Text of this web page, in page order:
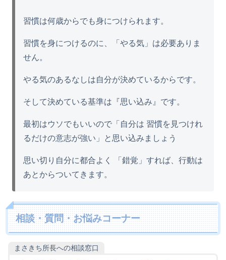
習慣は何歳からでも身につけられます。
習慣を身につけるのに、「やる気」は必要ありま
せん。
やる気のあるなしは自分が決めているからです。
そして決めている基準は『思い込み』です。
最初はウソでもいいので「自分は 習慣を見つけれ
るだけの意志が強い」と思い込みましょう
思い切り自分に都合よく 「錯覚」すれば、行動は
あとからついてきます。
相談・質問・お悩みコーナー
まさきち所長への相談窓口